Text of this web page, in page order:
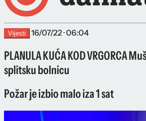
Vijesti 16/07/22 · 06:04
PLANULA KUĆA KOD VRGORCA
splitsku bolnicu
Požar je izbio malo iza 1 sat